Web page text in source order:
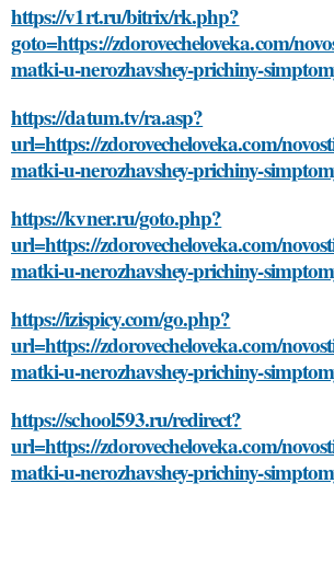
https://v1rt.ru/bitrix/rk.php?
goto=https://zdorovecheloveka.com/
matki-u-nerozhavshey-prichiny-
https://datum.tv/ra.asp?
url=https://zdorovecheloveka.com/
matki-u-nerozhavshey-prichiny-
https://kvner.ru/goto.php?
url=https://zdorovecheloveka.com/
matki-u-nerozhavshey-prichiny-
https://izispicy.com/go.php?
url=https://zdorovecheloveka.com/
matki-u-nerozhavshey-prichiny-
https://school593.ru/redirect?
url=https://zdorovecheloveka.com/
matki-u-nerozhavshey-prichiny-